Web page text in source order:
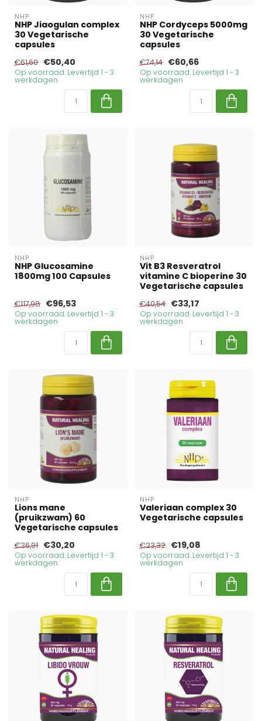
NHP
NHP Jiaogulan complex
30 Vegetarische
capsules
€61,60 €50,40
Op voorraad. Levertijd 1 - 3
werkdagen
NHP
NHP Cordyceps 5000mg
30 Vegetarische
capsules
€74,14 €60,66
Op voorraad. Levertijd 1 - 3
werkdagen
NHP
NHP Glucosamine
1800mg 100 Capsules
€117,98 €96,53
Op voorraad. Levertijd 1 - 3
werkdagen
NHP
Vit B3 Resveratrol
vitamine C bioperine 30
Vegetarische capsules
€40,54 €33,17
Op voorraad. Levertijd 1 - 3
werkdagen
NHP
Lions mane
(pruikzwam) 60
Vegetarische capsules
€36,91 €30,20
Op voorraad. Levertijd 1 - 3
werkdagen
NHP
Valeriaan complex 30
Vegetarische capsules
€23,32 €19,08
Op voorraad. Levertijd 1 - 3
werkdagen